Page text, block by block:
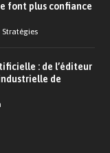
font plus confiance
Stratégies
: de l’éditeur
de